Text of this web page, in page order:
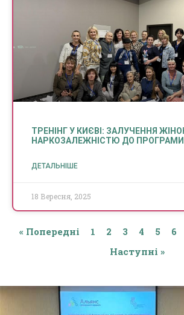
ТРЕНІНГ У КИЄВІ: ЗАЛУЧЕННЯ
НАРКОЗАЛЕЖНІСТЮ ДО
ДЕТАЛЬНІШЕ
18 Вересня, 2025
« Попередні 1 2 3 4 5 6
Наступні »